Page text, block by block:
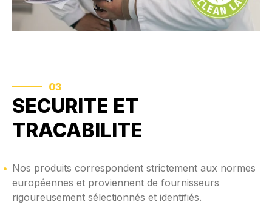
03
SECURITE ET
TRACABILITE
Nos produits correspondent strictement aux normes
européennes et proviennent de fournisseurs
rigoureusement sélectionnés et identifiés.